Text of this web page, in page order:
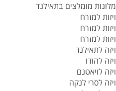
מלונות מומלצים בתאילנד
ויזות למזרח
ויזות למזרח
ויזות למזרח
ויזה לתאילנד
ויזה להודו
ויזה לויאטנם
ויזה לסרי לנקה